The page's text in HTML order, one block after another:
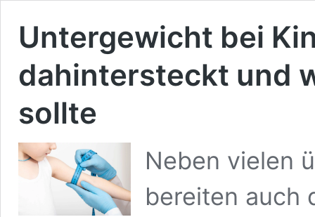
Untergewicht bei
dahintersteckt und
sollte
Neben vielen
bereiten auch